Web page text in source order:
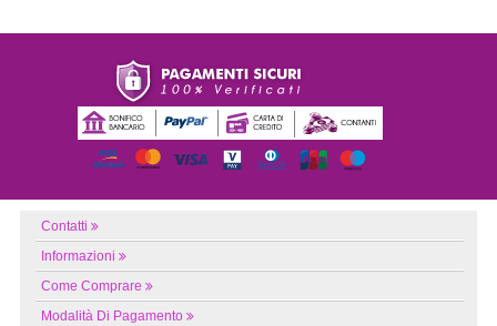
Contatti
Informazioni
Come Comprare
Modalità Di Pagamento